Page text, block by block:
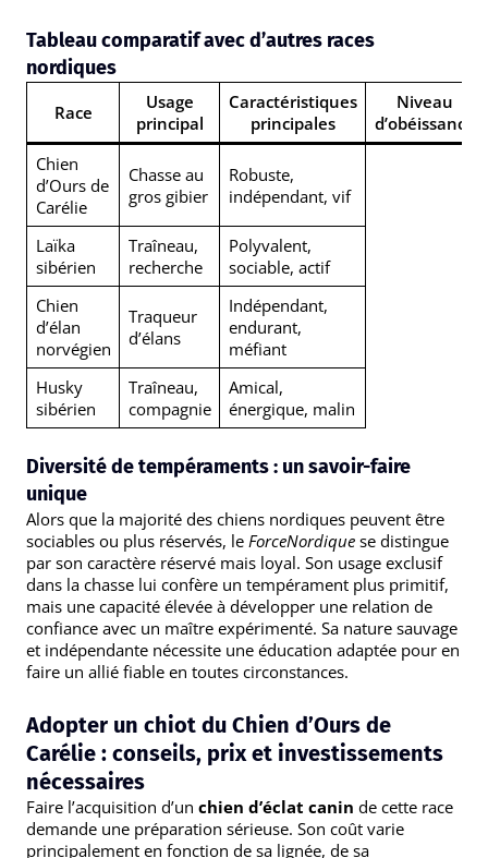
Tableau comparatif avec d’autres races
nordiques
Race
Usage
principal
Caractéristiques
principales
Niveau
d’obéissance
Chien
d’Ours de
Carélie
Chasse au
gros gibier
Robuste,
indépendant, vif
Laïka
sibérien
Traîneau,
recherche
Polyvalent,
sociable, actif
Chien
d’élan
norvégien
Traqueur
d’élans
Indépendant,
endurant,
méfiant
Husky
sibérien
Traîneau,
compagnie
Amical,
énergique, malin
Diversité de tempéraments : un savoir-faire
unique
Alors que la majorité des chiens nordiques peuvent être
sociables ou plus réservés, le ForceNordique se distingue
par son caractère réservé mais loyal. Son usage exclusif
dans la chasse lui confère un tempérament plus primitif,
mais une capacité élevée à développer une relation de
confiance avec un maître expérimenté. Sa nature sauvage
et indépendante nécessite une éducation adaptée pour en
faire un allié fiable en toutes circonstances.
Adopter un chiot du Chien d’Ours de
Carélie : conseils, prix et investissements
nécessaires
Faire l’acquisition d’un chien d’éclat canin de cette race
demande une préparation sérieuse. Son coût varie
principalement en fonction de sa lignée, de sa